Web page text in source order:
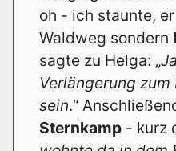
oh - ich staunte,
Waldweg sondern
sagte zu Helga: „
Verlängerung
sein.“
Sternkamp - kurz